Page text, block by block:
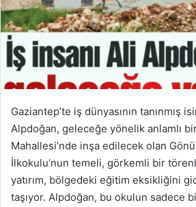
Gaziantep’te iş dünyasının tanınmış
Alpdoğan, geleceğe yönelik anlamlı
Mahallesi’nde inşa edilecek olan
İlkokulu’nun temeli, görkemli bir
yatırım, bölgedeki eğitim eksikliğini
taşıyor. Alpdoğan, bu okulun sadece